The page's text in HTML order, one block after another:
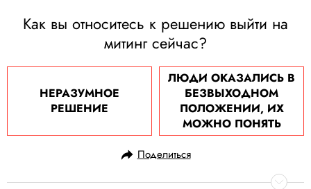
Как вы относитесь к решению выйти на
митинг сейчас?
НЕРАЗУМНОЕ
РЕШЕНИЕ
ЛЮДИ ОКАЗАЛИСЬ В
БЕЗВЫХОДНОМ
ПОЛОЖЕНИИ, ИХ
МОЖНО ПОНЯТЬ
Поделиться